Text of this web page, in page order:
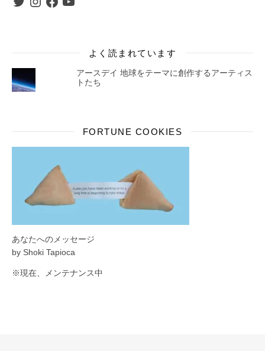
よく読まれています
アースデイ 地球をテーマに創作するアーティス
トたち
FORTUNE COOKIES
あなたへのメッセージ
by Shoki Tapioca
※現在、メンテナンス中